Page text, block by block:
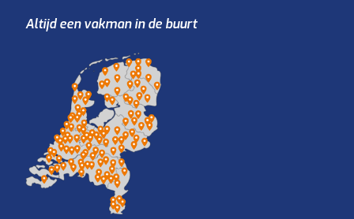
Altijd een vakman in de buurt